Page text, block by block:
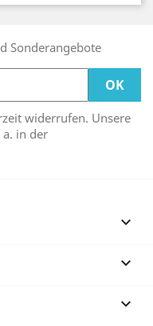
Sonderangebote
widerrufen. Unsere
in der


